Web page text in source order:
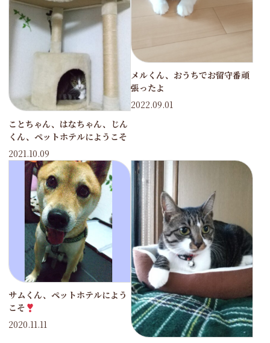
ことちゃん、はなちゃん、じん
くん、ペットホテルにようこそ
2021.10.09
メルくん、おうちでお留守番頑
張ったよ
2022.09.01
サムくん、ペットホテルによう
こそ
2020.11.11